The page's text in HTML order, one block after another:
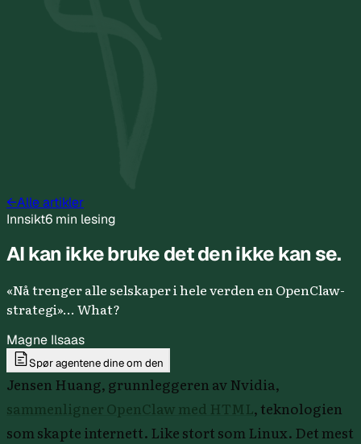
←Alle artikler
Innsikt6 min lesing
AI kan ikke bruke det den ikke kan se.
«Nå trenger alle selskaper i hele verden en OpenClaw-
strategi»... What?
Magne Ilsaas
Spør agentene dine om den
Jensen Huang, grunnleggeren av Nvidia,
sammenligner OpenClaw med HTML, teknologien
som skapte internett. Like stort som Linux. Det mest